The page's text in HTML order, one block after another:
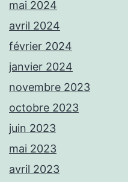
mai 2024
avril 2024
février 2024
janvier 2024
novembre 2023
octobre 2023
juin 2023
mai 2023
avril 2023